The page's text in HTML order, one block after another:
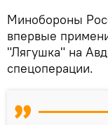
Минобороны
впервые
"Лягушка" на
спецоперации.